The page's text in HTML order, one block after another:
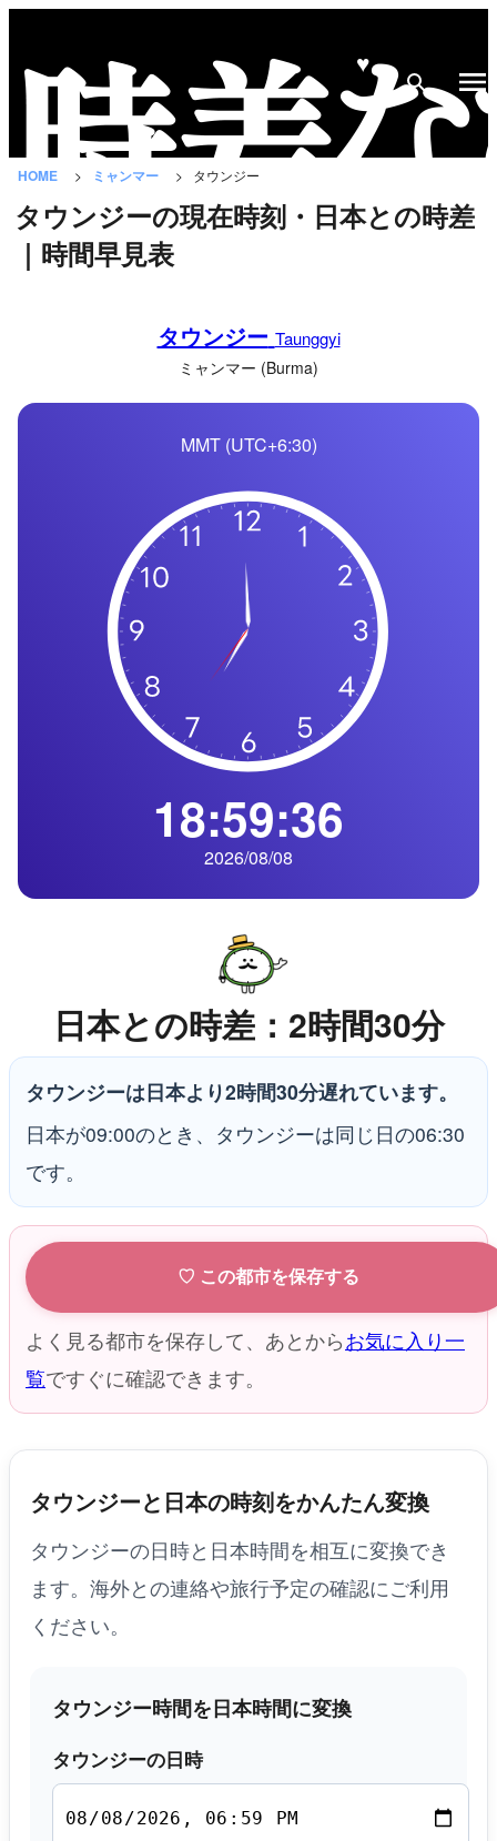
♥
HOME ミャンマー タウンジー
タウンジーの現在時刻・日本との時差
｜時間早見表
タウンジー Taunggyi
ミャンマー (Burma)
MMT (UTC+6:30)
18:59:37
2026/08/08
日本との時差：2時間30分
タウンジーは日本より2時間30分遅れています。
日本が09:00のとき、タウンジーは同じ日の06:30
です。
♡ この都市を保存する
よく見る都市を保存して、あとからお気に入り一
覧ですぐに確認できます。
タウンジーと日本の時刻をかんたん変換
タウンジーの日時と日本時間を相互に変換でき
ます。海外との連絡や旅行予定の確認にご利用
ください。
タウンジー時間を日本時間に変換
タウンジーの日時
な
と
は？